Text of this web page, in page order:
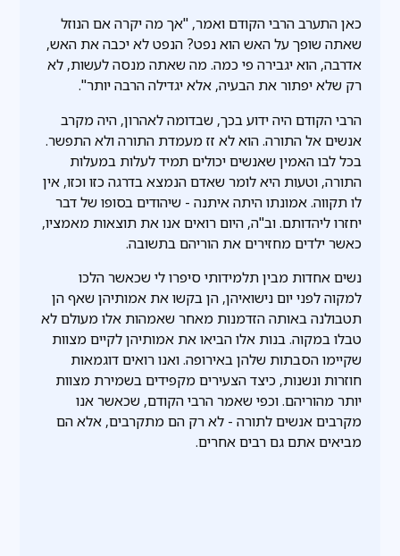
כאן התערב הרבי הקודם ואמר, "אך מה יקרה אם הנוזל
שאתה שופך על האש הוא נפט? הנפט לא יכבה את האש,
אדרבה, הוא יגבירה פי כמה. מה שאתה מנסה לעשות, לא
רק שלא יפתור את הבעיה, אלא יגדילה הרבה יותר".
הרבי הקודם היה ידוע בכך, שבדומה לאהרון, היה מקרב
אנשים אל התורה. הוא לא זז מעמדת התורה ולא התפשר.
בכל לבו האמין שאנשים יכולים תמיד לעלות במעלות
התורה, וטעות היא לומר שאדם הנמצא בדרגה כזו וכזו, אין
לו תקווה. אמונתו היתה איתנה - שיהודים בסופו של דבר
יחזרו ליהדותם. וב"ה, היום רואים אנו את תוצאות מאמציו,
כאשר ילדים מחזירים את הוריהם בתשובה.
נשים אחדות מבין תלמידותי סיפרו לי שכאשר הלכו
למקוה לפני יום נישואיהן, הן בקשו את אמותיהן שאף הן
תטבולנה באותה הזדמנות מאחר שאמהות אלו מעולם לא
טבלו במקוה. בנות אלו הביאו את אמותיהן לקיים מצוות
שקיימו הסבתות שלהן באירופה. ואנו רואים דוגמאות
חוזרות ונשנות, כיצד הצעירים מקפידים בשמירת מצוות
יותר מהוריהם. וכפי שאמר הרבי הקודם, שכאשר אנו
מקרבים אנשים לתורה - לא רק הם מתקרבים, אלא הם
מביאים אתם גם רבים אחרים.